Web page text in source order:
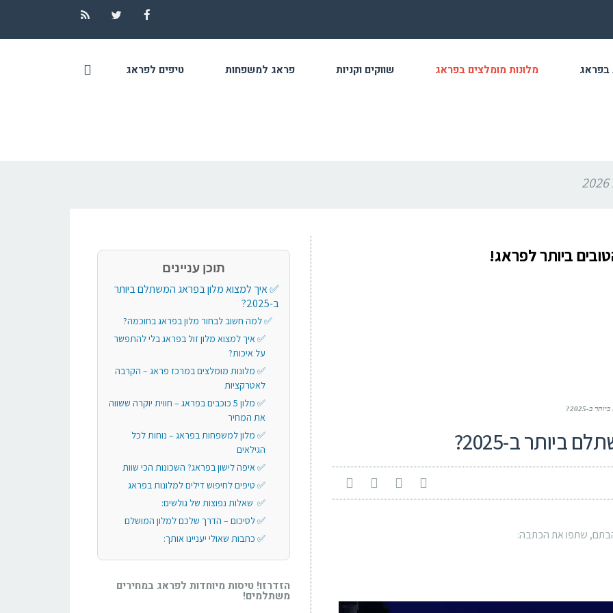
בפראג מלונות מומלצים בפראג שווקים וקניות פראג למשפחות טיפים לפראג
ביותר לפראג!
ב-2025?
ב-2025?
שתפו את הכתבה:
תוכן עניינים
איך למצוא מלון בפראג המשתלם ביותר
ב-2025?
למה חשוב לבחור מלון בפראג בחוכמה?
איך למצוא מלון זול בפראג בלי להתפשר
על איכות?
מלונות מומלצים במרכז פראג – הקרבה
לאטרקציות
מלון 5 כוכבים בפראג – חווית יוקרה ששווה
את המחיר
מלון למשפחות בפראג – נוחות לכל
הגילאים
איפה לישון בפראג? השכונות הכי שוות
טיפים לחיפוש דילים למלונות בפראג
שאלות נפוצות של גולשים:
לסיכום – הדרך שלכם למלון המושלם
כתבות שאולי יעניינו אותך:
הזדרזו! טיסות מיוחדות לפראג במחירים
משתלמים!